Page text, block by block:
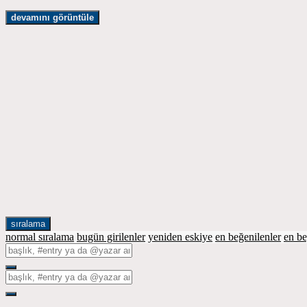
devamını görüntüle
sıralama
normal sıralama bugün girilenler yeniden eskiye en beğenilenler en